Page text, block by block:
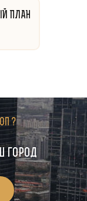
ПЛАН
?
город